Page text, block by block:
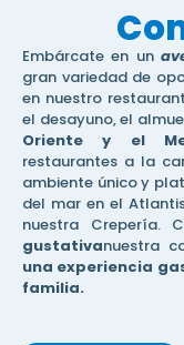
Embárcate en un
gran variedad de
en nuestro
el desayuno, el
Oriente y el
restaurantes a la
ambiente único y
del mar en el
nuestra Crepería.
gustativanuestra
una experiencia
familia.